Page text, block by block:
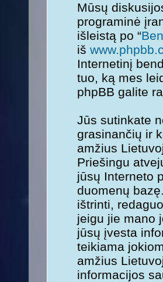
Mūsų
programinė
išleistą po “
iš
Internetinį
tuo, ką mes
phpBB galite
Jūs sutinkate
grasinančių ir
amžius
Priešingu
jūsų Interneto
duomenų
ištrinti,
jeigu jie mano
jūsų įvesta
teikiama
amžius
informacijos